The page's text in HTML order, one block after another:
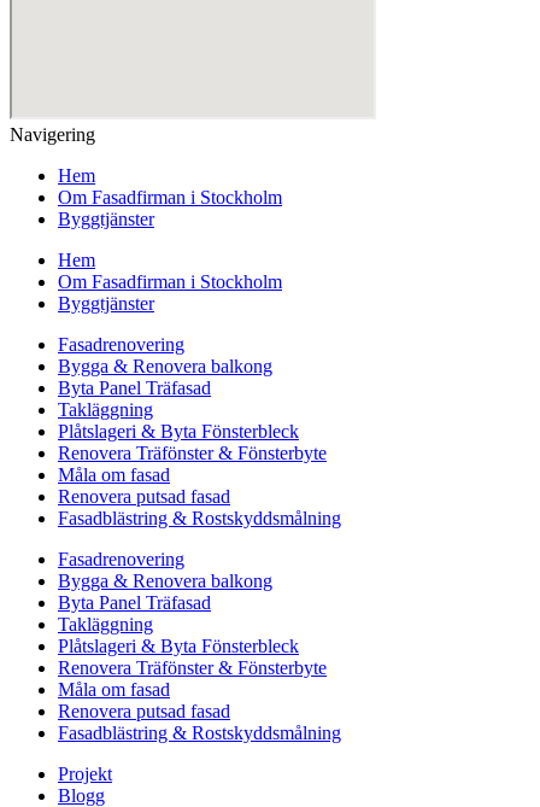
Navigering
Hem
Om Fasadfirman i Stockholm
Byggtjänster
Hem
Om Fasadfirman i Stockholm
Byggtjänster
Fasadrenovering
Bygga & Renovera balkong
Byta Panel Träfasad
Takläggning
Plåtslageri & Byta Fönsterbleck
Renovera Träfönster & Fönsterbyte
Måla om fasad
Renovera putsad fasad
Fasadblästring & Rostskyddsmålning
Fasadrenovering
Bygga & Renovera balkong
Byta Panel Träfasad
Takläggning
Plåtslageri & Byta Fönsterbleck
Renovera Träfönster & Fönsterbyte
Måla om fasad
Renovera putsad fasad
Fasadblästring & Rostskyddsmålning
Projekt
Blogg